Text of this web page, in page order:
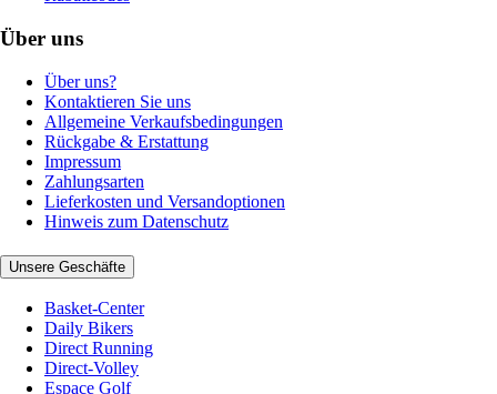
Über uns
Über uns?
Kontaktieren Sie uns
Allgemeine Verkaufsbedingungen
Rückgabe & Erstattung
Impressum
Zahlungsarten
Lieferkosten und Versandoptionen
Hinweis zum Datenschutz
Unsere Geschäfte
Basket-Center
Daily Bikers
Direct Running
Direct-Volley
Espace Golf